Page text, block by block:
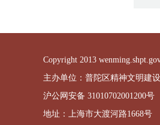
Copyright 2013
主办单位：普陀区精神文明建
沪公网安备 31010702001200号
地址：上海市大渡河路1668号